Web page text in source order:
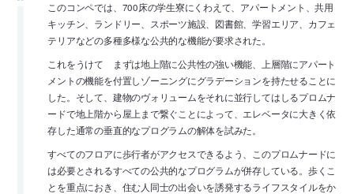
このコンペでは、700床の学生寮にくわえて、アパートメント、共用
キッチン、ランドリー、スポーツ施設、図書館、学習エリア、カフェ
テリアなどの多種多様な公共的な機能が要求された。
これをうけて まずは地上階に公共性の強い機能、上層階にアパート
メントの機能を付置しゾーニングにグラデーションを持たせることに
した。そして、建物のヴォリュームをそれに並行してはしるプロムナ
ードで地上階から屋上まで繋ぐことによって、エレベータに大きく依
存した通常の垂直的なプログラムの解体を試みた。
すべてのフロアに歩行者がアクセスできるよう、このプロムナードに
は必要とされるすべての公共的なプログラムが併存している。歩くこ
とを重点におき、住む人同士の出会いを誘発するライフスタイルをか